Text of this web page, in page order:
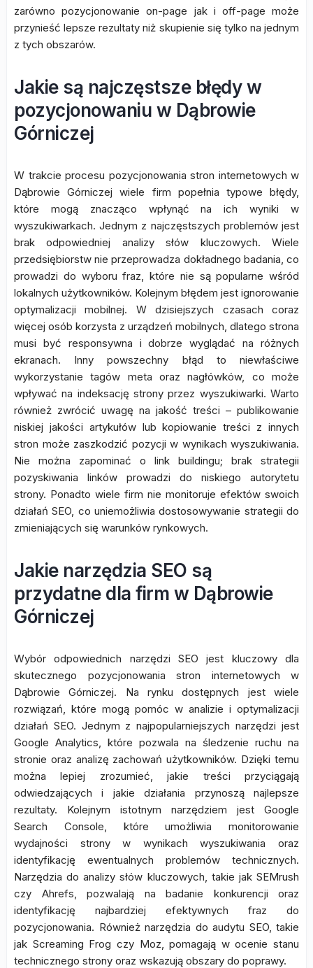
zarówno pozycjonowanie on-page jak i off-page może
przynieść lepsze rezultaty niż skupienie się tylko na jednym
z tych obszarów.
Jakie są najczęstsze błędy w
pozycjonowaniu w Dąbrowie
Górniczej
W trakcie procesu pozycjonowania stron internetowych w
Dąbrowie Górniczej wiele firm popełnia typowe błędy,
które mogą znacząco wpłynąć na ich wyniki w
wyszukiwarkach. Jednym z najczęstszych problemów jest
brak odpowiedniej analizy słów kluczowych. Wiele
przedsiębiorstw nie przeprowadza dokładnego badania, co
prowadzi do wyboru fraz, które nie są popularne wśród
lokalnych użytkowników. Kolejnym błędem jest ignorowanie
optymalizacji mobilnej. W dzisiejszych czasach coraz
więcej osób korzysta z urządzeń mobilnych, dlatego strona
musi być responsywna i dobrze wyglądać na różnych
ekranach. Inny powszechny błąd to niewłaściwe
wykorzystanie tagów meta oraz nagłówków, co może
wpływać na indeksację strony przez wyszukiwarki. Warto
również zwrócić uwagę na jakość treści – publikowanie
niskiej jakości artykułów lub kopiowanie treści z innych
stron może zaszkodzić pozycji w wynikach wyszukiwania.
Nie można zapominać o link buildingu; brak strategii
pozyskiwania linków prowadzi do niskiego autorytetu
strony. Ponadto wiele firm nie monitoruje efektów swoich
działań SEO, co uniemożliwia dostosowywanie strategii do
zmieniających się warunków rynkowych.
Jakie narzędzia SEO są
przydatne dla firm w Dąbrowie
Górniczej
Wybór odpowiednich narzędzi SEO jest kluczowy dla
skutecznego pozycjonowania stron internetowych w
Dąbrowie Górniczej. Na rynku dostępnych jest wiele
rozwiązań, które mogą pomóc w analizie i optymalizacji
działań SEO. Jednym z najpopularniejszych narzędzi jest
Google Analytics, które pozwala na śledzenie ruchu na
stronie oraz analizę zachowań użytkowników. Dzięki temu
można lepiej zrozumieć, jakie treści przyciągają
odwiedzających i jakie działania przynoszą najlepsze
rezultaty. Kolejnym istotnym narzędziem jest Google
Search Console, które umożliwia monitorowanie
wydajności strony w wynikach wyszukiwania oraz
identyfikację ewentualnych problemów technicznych.
Narzędzia do analizy słów kluczowych, takie jak SEMrush
czy Ahrefs, pozwalają na badanie konkurencji oraz
identyfikację najbardziej efektywnych fraz do
pozycjonowania. Również narzędzia do audytu SEO, takie
jak Screaming Frog czy Moz, pomagają w ocenie stanu
technicznego strony oraz wskazują obszary do poprawy.